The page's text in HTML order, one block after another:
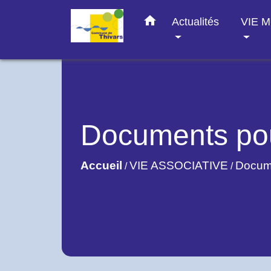
home Actualités VIE
Documents
Accueil /VIE ASSOCIATIVE /